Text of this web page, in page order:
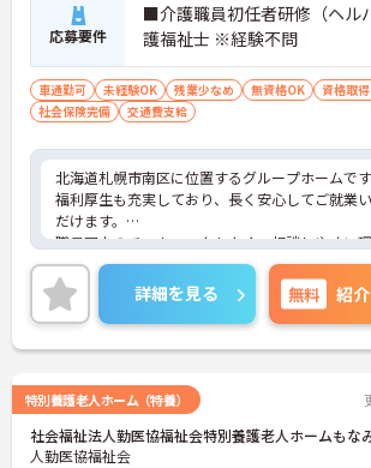
応募要件
■介護職員初任者研修（ヘル
護福祉士 ※経験不問
車通勤可 未経験OK 残業少なめ 無資格OK
資格取
社会保険完備
交通費支給
北海道札幌市南区に位置するグループホームです
福利厚生も充実しており、長く安心してご就業
だけます。
職員同士のチームワークもよく、相談しやすい
です。
ご興味のある方には、面接対策ポイントなど、さ
に詳細をお話しいたしますのでお気軽にご相談
さい！
詳細を見る 無料 紹
特別養護老人ホーム（特養）
社会福祉法人勤医協福祉会特別養護老人ホームもな
人勤医協福祉会